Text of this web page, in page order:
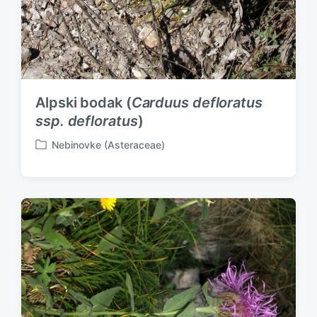
Alpski bodak (Carduus defloratus
ssp. defloratus)
P
t
e
d
i
n
Nebinovke (Asteraceae)